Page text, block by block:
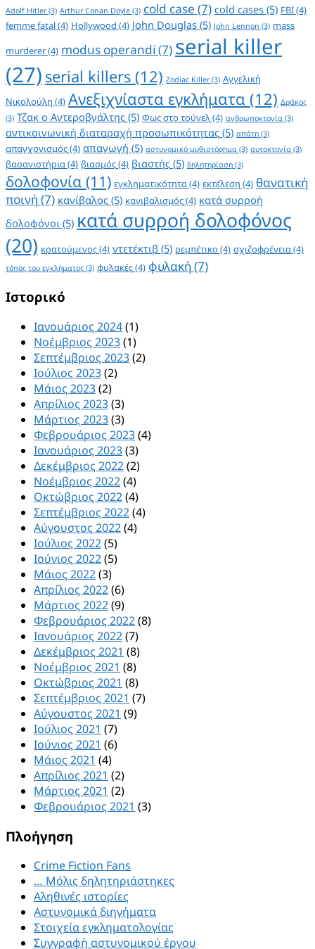
Adolf Hitler(3) Arthur Conan Doyle (3) cold case (7) cold cases (5) FBI(4)
femme fatal(4) Hollywood (4) John Douglas (5) John Lennon (3) mass
murderer(4) modus operandi (7) serial killer
(27) serial killers (12) Zodiac Killer(3) Αγγελική
Νικολούλη (4) Ανεξιχνίαστα εγκλήματα (12) Δράκος
(3) Τζακ ο Αντεροβγάλτης (5) Φως στο τούνελ(4) ανθρωποκτονία (3)
αντικοινωνική διαταραχή προσωπικότητας (5) απάτη (3)
απαγχονισμός(4) απαγωγή (5) αστυνομικό μυθιστόρημα (3) αυτοκτονία (3)
βασανιστήρια(4) βιασμός(4) βιαστής (5) δηλητηρίαση (3)
δολοφονία (11) εγκληματικότητα(4) εκτέλεση (4) θανατική
ποινή (7) κανίβαλος (5) κανιβαλισμός(4) κατά συρροή
δολοφόνοι (5) κατά συρροή δολοφόνος
(20) κρατούμενος(4) ντετέκτιβ (5) ρεμπέτικο (4) σχιζοφρένεια(4)
τόπος του εγκλήματος (3) φυλακές(4) φυλακή (7)
Ιστορικό
Ιανουάριος 2024(1)
Νοέμβριος 2023(1)
Σεπτέμβριος 2023(2)
Ιούλιος 2023(2)
Μάιος 2023(2)
Απρίλιος 2023(3)
Μάρτιος 2023(3)
Φεβρουάριος 2023(4)
Ιανουάριος 2023(3)
Δεκέμβριος 2022(2)
Νοέμβριος 2022(4)
Οκτώβριος 2022(4)
Σεπτέμβριος 2022(4)
Αύγουστος 2022(4)
Ιούλιος 2022(5)
Ιούνιος 2022(5)
Μάιος 2022(3)
Απρίλιος 2022(6)
Μάρτιος 2022(9)
Φεβρουάριος 2022(8)
Ιανουάριος 2022(7)
Δεκέμβριος 2021 (8)
Νοέμβριος 2021 (8)
Οκτώβριος 2021 (8)
Σεπτέμβριος 2021 (7)
Αύγουστος 2021 (9)
Ιούλιος 2021 (7)
Ιούνιος 2021 (6)
Μάιος 2021 (4)
Απρίλιος 2021 (2)
Μάρτιος 2021 (2)
Φεβρουάριος 2021 (3)
Πλοήγηση
Crime Fiction Fans
… Μόλις δηλητηριάστηκες
Αληθινές ιστορίες
Αστυνομικά διηγήματα
Στοιχεία εγκληματολογίας
Συγγραφή αστυνομικού έργου